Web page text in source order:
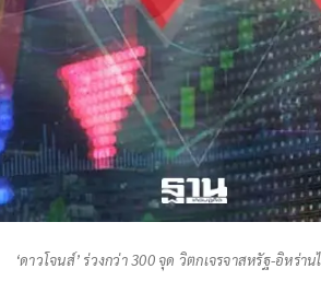
‘ดาวโจนส์’ ร่วงกว่า 300 จุด วิตกเจรจาสหรัฐ-อิหร่า